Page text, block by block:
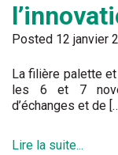
Posted 12 janvier
La filière palette
les 6 et 7
d’échanges et de
Lire la suite...